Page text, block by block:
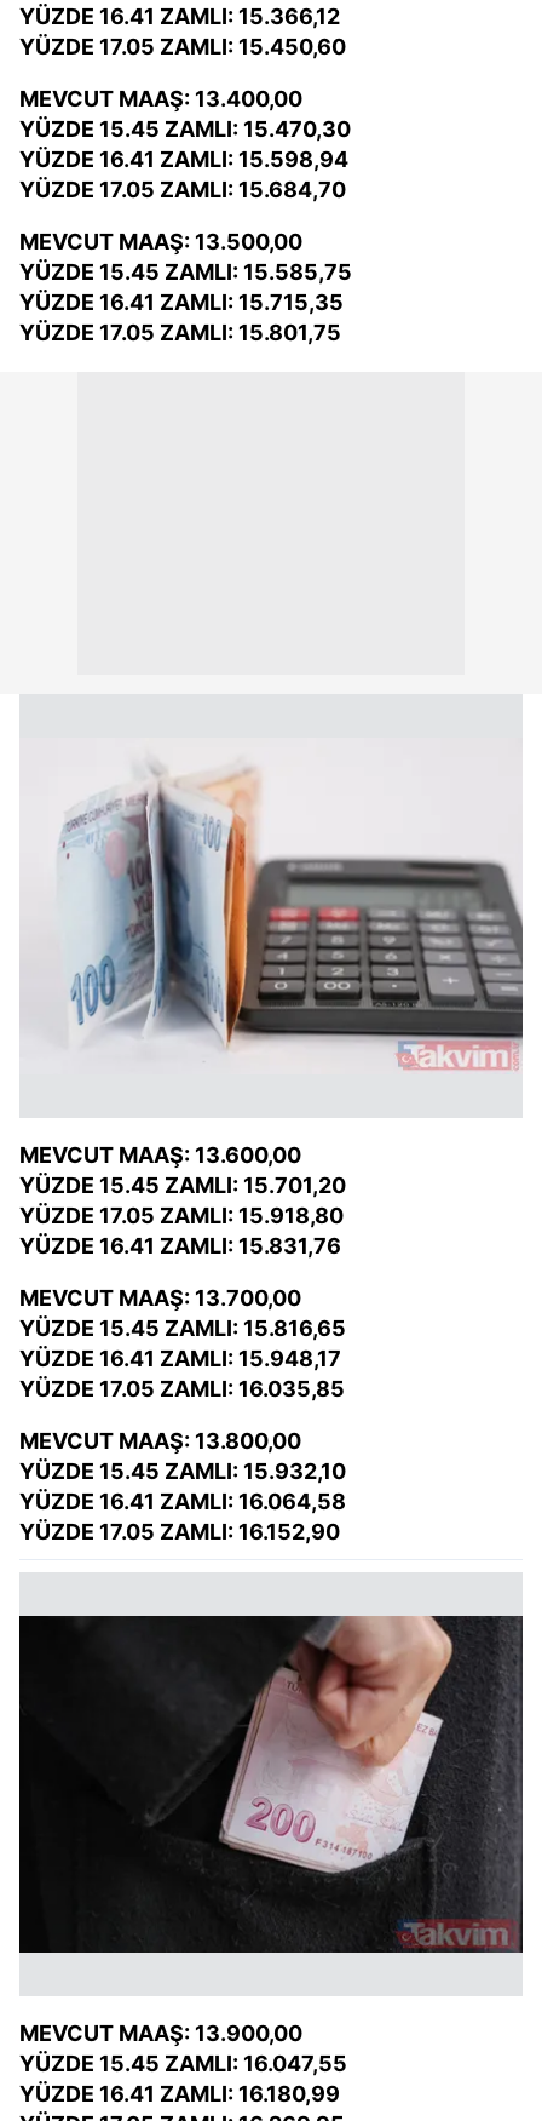
YÜZDE 16.41 ZAMLI: 15.366,12
YÜZDE 17.05 ZAMLI: 15.450,60
MEVCUT MAAŞ: 13.400,00
YÜZDE 15.45 ZAMLI: 15.470,30
YÜZDE 16.41 ZAMLI: 15.598,94
YÜZDE 17.05 ZAMLI: 15.684,70
MEVCUT MAAŞ: 13.500,00
YÜZDE 15.45 ZAMLI: 15.585,75
YÜZDE 16.41 ZAMLI: 15.715,35
YÜZDE 17.05 ZAMLI: 15.801,75
MEVCUT MAAŞ: 13.600,00
YÜZDE 15.45 ZAMLI: 15.701,20
YÜZDE 17.05 ZAMLI: 15.918,80
YÜZDE 16.41 ZAMLI: 15.831,76
MEVCUT MAAŞ: 13.700,00
YÜZDE 15.45 ZAMLI: 15.816,65
YÜZDE 16.41 ZAMLI: 15.948,17
YÜZDE 17.05 ZAMLI: 16.035,85
MEVCUT MAAŞ: 13.800,00
YÜZDE 15.45 ZAMLI: 15.932,10
YÜZDE 16.41 ZAMLI: 16.064,58
YÜZDE 17.05 ZAMLI: 16.152,90
MEVCUT MAAŞ: 13.900,00
YÜZDE 15.45 ZAMLI: 16.047,55
YÜZDE 16.41 ZAMLI: 16.180,99